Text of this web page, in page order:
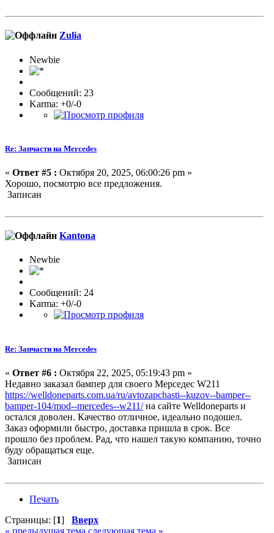
Zulia
Newbie
Сообщений: 23
Karma: +0/-0
Re: Запчасти на Mercedes
« Ответ #5 : Октября 20, 2025, 06:00:26 pm »
Хорошо, посмотрю все предложения.
Записан
Kantona
Newbie
Сообщений: 24
Karma: +0/-0
Re: Запчасти на Mercedes
« Ответ #6 : Октября 22, 2025, 05:19:43 pm »
Недавно заказал бампер для своего Мерседес W211
https://welldoneparts.com.ua/ru/avtozapchasti--kuzov--bamper--
bamper-104/mod--mercedes--w211/на сайте Welldoneparts и
остался доволен. Качество отличное, идеально подошел.
Заказ оформили быстро, доставка пришла в срок. Все
прошло без проблем. Рад, что нашел такую компанию, точно
буду обращаться еще.
Записан
Печать
Страницы: [1] Вверх
« предыдущая тема следующая тема »